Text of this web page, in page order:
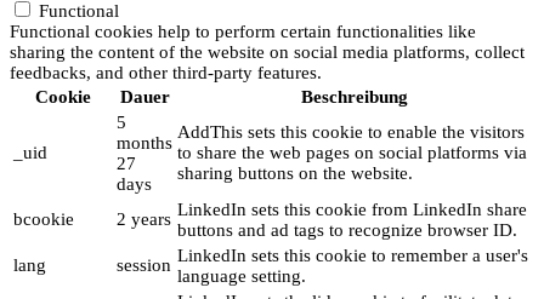
Functional
Functional cookies help to perform certain functionalities like
sharing the content of the website on social media platforms, collect
feedbacks, and other third-party features.
Cookie
Dauer Beschreibung
_uid
5
months
27
days
AddThis sets this cookie to enable the visitors
to share the web pages on social platforms via
sharing buttons on the website.
bcookie 2 years LinkedIn sets this cookie from LinkedIn share
buttons and ad tags to recognize browser ID.
lang
session LinkedIn sets this cookie to remember a user's
language setting.